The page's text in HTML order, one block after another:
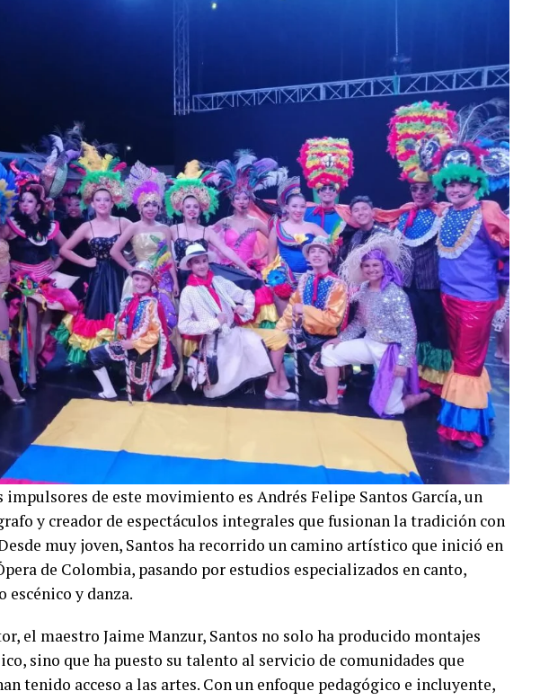
de este movimiento es Andrés Felipe Santos García, un
y creador de espectáculos integrales que fusionan la tradición con
muy joven, Santos ha recorrido un camino artístico que inició en
de Colombia, pasando por estudios especializados en canto,
escénico y danza.
el maestro Jaime Manzur, Santos no solo ha producido montajes
sino que ha puesto su talento al servicio de comunidades que
tenido acceso a las artes. Con un enfoque pedagógico e incluyente,